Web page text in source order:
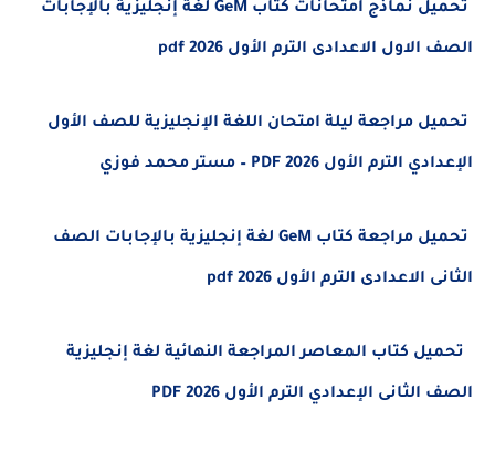
تحميل نماذج امتحانات كتاب GeM لغة إنجليزية بالإجابات
الصف الاول الاعدادى الترم الأول 2026 pdf
تحميل مراجعة ليلة امتحان اللغة الإنجليزية للصف الأول
الإعدادي الترم الأول 2026 PDF – مستر محمد فوزي
تحميل مراجعة كتاب GeM لغة إنجليزية بالإجابات الصف
الثانى الاعدادى الترم الأول 2026 pdf
تحميل كتاب المعاصر المراجعة النهائية لغة إنجليزية
الصف الثانى الإعدادي الترم الأول 2026 PDF